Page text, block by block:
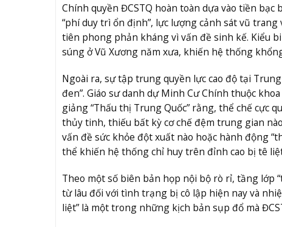
Chính quyền ĐCSTQ hoàn toàn dựa vào tiền
“phí duy trì ổn định”, lực lượng cảnh sát vũ
tiên phong phản kháng vì vấn đề sinh kế. Kiểu
súng ở Vũ Xương năm xưa, khiến hệ thống
Ngoài ra, sự tập trung quyền lực cao độ tại
đen”. Giáo sư danh dự Minh Cư Chính thuộc
giảng “Thấu thị Trung Quốc” rằng, thể chế cực
thủy tinh, thiếu bất kỳ cơ chế đệm trung gian
vấn đề sức khỏe đột xuất nào hoặc hành động
thể khiến hệ thống chỉ huy trên đỉnh cao bị tê
Theo một số biên bản họp nội bộ rò rỉ, tầng lớp
từ lâu đối với tình trạng bị cô lập hiện nay và
liệt” là một trong những kịch bản sụp đổ mà